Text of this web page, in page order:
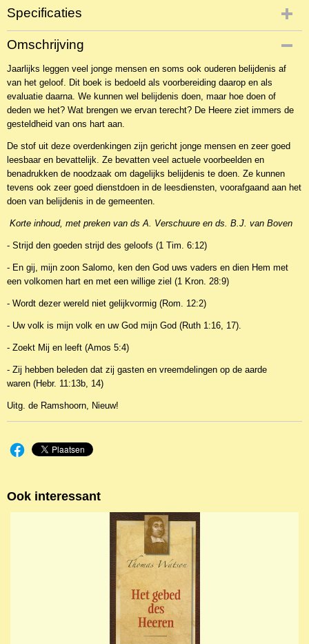
Specificaties
Productcode
NBKTPr--16366
EAN code
9789461151018
Omschrijving
Jaarlijks leggen veel jonge mensen en soms ook ouderen belijdenis af
van het geloof. Dit boek is bedoeld als voorbereiding daarop en als
evaluatie daarna. We kunnen wel belijdenis doen, maar hoe doen of
deden we het? Wat brengen we ervan terecht? De Heere ziet immers de
gesteldheid van ons hart aan.
De stof uit deze overdenkingen zijn gericht jonge mensen en zeer goed
leesbaar en bevattelijk. Ze bevatten veel actuele voorbeelden en
benadrukken de noodzaak om dagelijks belijdenis te doen. Ze kunnen
tevens ook zeer goed dienstdoen in de leesdiensten, voorafgaand aan het
doen van belijdenis in de gemeenten.
Korte inhoud, met preken van ds A. Verschuure en ds. B.J. van Boven
- Strijd den goeden strijd des geloofs (1 Tim. 6:12)
- En gij, mijn zoon Salomo, ken den God uws vaders en dien Hem met
een volkomen hart en met een willige ziel (1 Kron. 28:9)
- Wordt dezer wereld niet gelijkvormig (Rom. 12:2)
- Uw volk is mijn volk en uw God mijn God (Ruth 1:16, 17).
- Zoekt Mij en leeft (Amos 5:4)
- Zij hebben beleden dat zij gasten en vreemdelingen op de aarde
waren (Hebr. 11:13b, 14)
Uitg. de Ramshoorn, Nieuw!
Ook interessant